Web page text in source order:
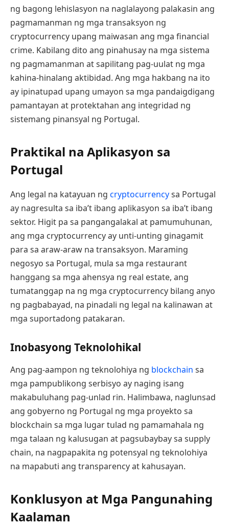
ng bagong lehislasyon na naglalayong palakasin ang
pagmamanman ng mga transaksyon ng
cryptocurrency upang maiwasan ang mga financial
crime. Kabilang dito ang pinahusay na mga sistema
ng pagmamanman at sapilitang pag-uulat ng mga
kahina-hinalang aktibidad. Ang mga hakbang na ito
ay ipinatupad upang umayon sa mga pandaigdigang
pamantayan at protektahan ang integridad ng
sistemang pinansyal ng Portugal.
Praktikal na Aplikasyon sa
Portugal
Ang legal na katayuan ng cryptocurrencysa Portugal
ay nagresulta sa iba’t ibang aplikasyon sa iba’t ibang
sektor. Higit pa sa pangangalakal at pamumuhunan,
ang mga cryptocurrency ay unti-unting ginagamit
para sa araw-araw na transaksyon. Maraming
negosyo sa Portugal, mula sa mga restaurant
hanggang sa mga ahensya ng real estate, ang
tumatanggap na ng mga cryptocurrency bilang anyo
ng pagbabayad, na pinadali ng legal na kalinawan at
mga suportadong patakaran.
Inobasyong Teknolohikal
Ang pag-aampon ng teknolohiya ng blockchain sa
mga pampublikong serbisyo ay naging isang
makabuluhang pag-unlad rin. Halimbawa, naglunsad
ang gobyerno ng Portugal ng mga proyekto sa
blockchain sa mga lugar tulad ng pamamahala ng
mga talaan ng kalusugan at pagsubaybay sa supply
chain, na nagpapakita ng potensyal ng teknolohiya
na mapabuti ang transparency at kahusayan.
Konklusyon at Mga Pangunahing
Kaalaman